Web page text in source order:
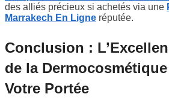
des alliés précieux si achetés via une
Marrakech En Ligne réputée.
Conclusion :
de la
Votre Portée